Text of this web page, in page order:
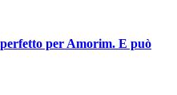
per Amorim. E può